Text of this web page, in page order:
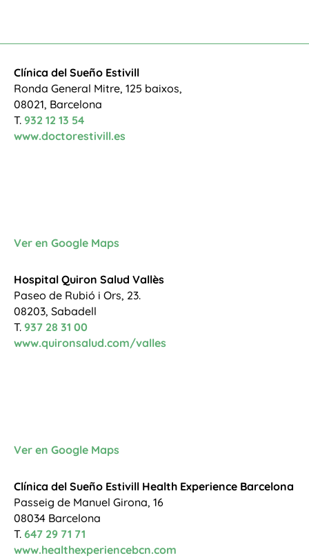
Clínica del Sueño Estivill
Ronda General Mitre, 125 baixos,
08021, Barcelona
T. 932 12 13 54
www.doctorestivill.es
Ver en Google Maps
Hospital Quiron Salud Vallès
Paseo de Rubió i Ors, 23.
08203, Sabadell
T. 937 28 31 00
www.quironsalud.com/valles
Ver en Google Maps
Clínica del Sueño Estivill Health Experience Barcelona
Passeig de Manuel Girona, 16
08034 Barcelona
T. 647 29 71 71
www.healthexperiencebcn.com